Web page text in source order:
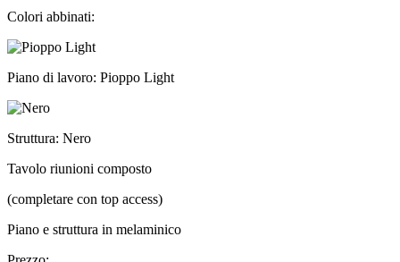
Colori abbinati:
Piano di lavoro: Pioppo Light
Struttura: Nero
Tavolo riunioni composto
(completare con top access)
Piano e struttura in melaminico